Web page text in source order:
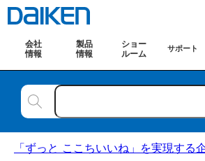
会社
情報
製品
情報
ショー
ルーム
サポート
「ずっと ここちいいね」を実現す